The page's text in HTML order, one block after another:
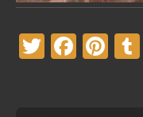
Twitter